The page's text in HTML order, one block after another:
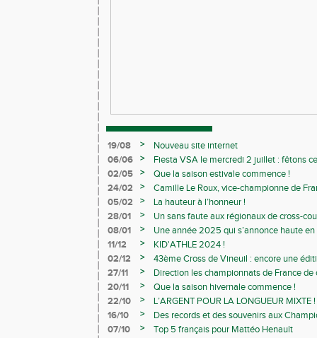
19/08 >
Nouveau site internet
06/06
>
Fiesta VSA le mercredi 2 juillet : fêtons
02/05
>
Que la saison estivale commence !
24/02
>
Camille Le Roux, vice-championne de
05/02
>
La hauteur à l’honneur !
28/01
>
Un sans faute aux régionaux de cross-
08/01
>
Une année 2025 qui s’annonce haute
11/12
>
KID'ATHLE 2024 !
02/12
>
43ème Cross de Vineuil : encore une
27/11
>
Direction les championnats de France de
20/11
>
Que la saison hivernale commence !
22/10
>
L’ARGENT POUR LA LONGUEUR MIXTE !
16/10
>
Des records et des souvenirs aux
Avenirs
07/10 >
Top 5 français pour Mattéo Henault